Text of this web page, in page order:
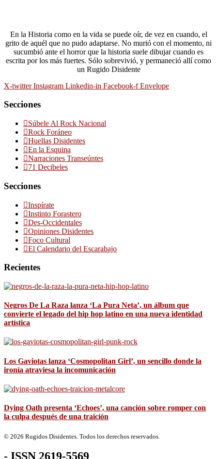
En la Historia como en la vida se puede oír, de vez en cuando, el
grito de aquél que no pudo adaptarse. No murió con el momento, ni
sucumbió ante el horror que la historia suele dibujar cuando es
escrita por los más fuertes. Sólo sobrevivió, y permaneció allí como
un Rugido Disidente
X-twitter Instagram Linkedin-in Facebook-f Envelope
Secciones
Súbele Al Rock Nacional
Rock Foráneo
Huellas Disidentes
En la Esquina
Narraciones Transeúntes
71 Decibeles
Secciones
Inspírate
Instinto Forastero
Des-Occidentales
Opiniones Disidentes
Foco Cultural
El Calendario del Escarabajo
Recientes
Negros De La Raza lanza ‘La Pura Neta’, un álbum que
convierte el legado del hip hop latino en una nueva identidad
artística
Los Gaviotas lanza ‘Cosmopolitan Girl’, un sencillo donde la
ironía atraviesa la incomunicación
Dying Oath presenta ‘Echoes’, una canción sobre romper con
la culpa después de una traición
© 2026 Rugidos Disidentes. Todos los derechos reservados.
- ISSN 2619-5569